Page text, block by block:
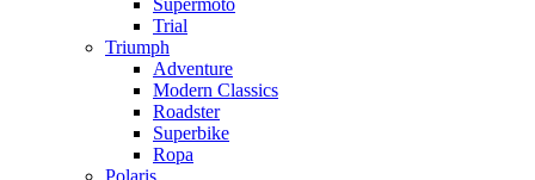
Supermoto
Trial
Triumph
Adventure
Modern Classics
Roadster
Superbike
Ropa
Polaris